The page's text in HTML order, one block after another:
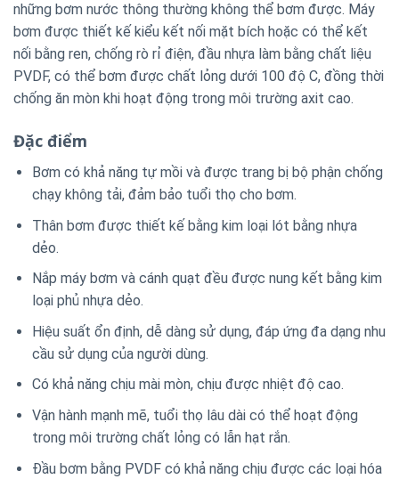
những bơm nước thông thường không thể bơm được. Máy
bơm được thiết kế kiểu kết nối mặt bích hoặc có thể kết
nối bằng ren, chống rò rỉ điện, đầu nhựa làm bằng chất liệu
PVDF, có thể bơm được chất lỏng dưới 100 độ C, đồng thời
chống ăn mòn khi hoạt động trong môi trường axit cao.
Đặc điểm
Bơm có khả năng tự mồi và được trang bị bộ phận chống
chạy không tải, đảm bảo tuổi thọ cho bơm.
Thân bơm được thiết kế bằng kim loại lót bằng nhựa
dẻo.
Nắp máy bơm và cánh quạt đều được nung kết bằng kim
loại phủ nhựa dẻo.
Hiệu suất ổn định, dễ dàng sử dụng, đáp ứng đa dạng nhu
cầu sử dụng của người dùng.
Có khả năng chịu mài mòn, chịu được nhiệt độ cao.
Vận hành mạnh mẽ, tuổi thọ lâu dài có thể hoạt động
trong môi trường chất lỏng có lẫn hạt rắn.
Đầu bơm bằng PVDF có khả năng chịu được các loại hóa